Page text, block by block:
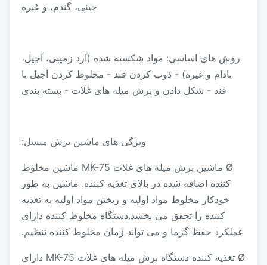
چینی، گندم، و غیره
روش های اساسی: مواد شکسته شده (آرد زمینی، آجیل،
بادام و غیره) - ذوب کردن قند - مخلوط کردن آجیل با
قند - شکل دادن و برش میله های غلات - بسته بندی
ویژگی های ماشین برش میسل:
Ø ماشین برش میله های غلات MK-75 ماشین مخلوط
کننده اضافه شده در بالای تغذیه کننده. ماشین به طور
خودکار مخلوط مواد اولیه و ریختن مواد اولیه به تغذیه
کننده را تحقق می بخشد.دستگاه مخلوط کننده دارای
عملکرد حفظ گرما و می تواند زمان مخلوط کننده تنظیم.
Ø تغذیه کننده دستگاه برش میله های غلات MK-75 دارای